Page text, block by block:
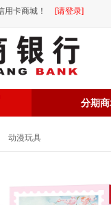
卡商城！ [请登录]
分期
动漫玩具